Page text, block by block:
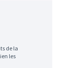
de la
les